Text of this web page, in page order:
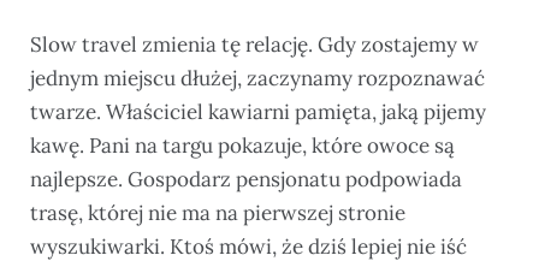
Slow travel zmienia tę relację. Gdy zostajemy w
jednym miejscu dłużej, zaczynamy rozpoznawać
twarze. Właściciel kawiarni pamięta, jaką pijemy
kawę. Pani na targu pokazuje, które owoce są
najlepsze. Gospodarz pensjonatu podpowiada
trasę, której nie ma na pierwszej stronie
wyszukiwarki. Ktoś mówi, że dziś lepiej nie iść